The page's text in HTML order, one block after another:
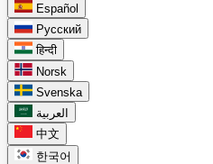
Español
Русский
हिन्दी
Norsk
Svenska
العربية
中文
한국어